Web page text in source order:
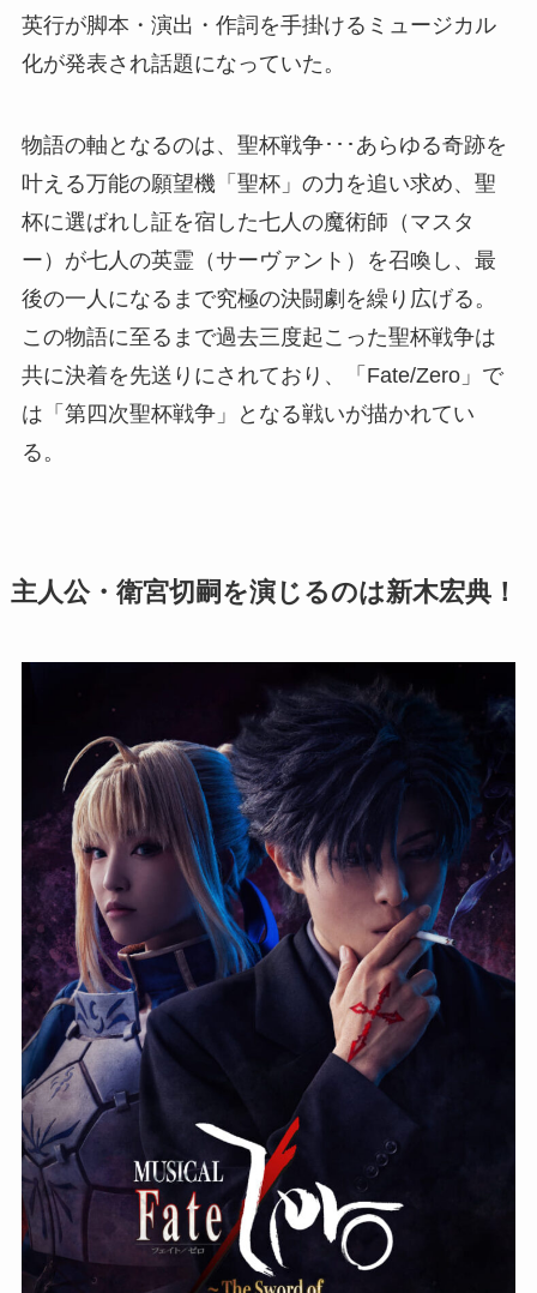
英行が脚本・演出・作詞を手掛けるミュージカル
化が発表され話題になっていた。
物語の軸となるのは、聖杯戦争･･･あらゆる奇跡を
叶える万能の願望機「聖杯」の力を追い求め、聖
杯に選ばれし証を宿した七人の魔術師（マスタ
ー）が七人の英霊（サーヴァント）を召喚し、最
後の一人になるまで究極の決闘劇を繰り広げる。
この物語に至るまで過去三度起こった聖杯戦争は
共に決着を先送りにされており、「Fate/Zero」で
は「第四次聖杯戦争」となる戦いが描かれてい
る。
主人公・衛宮切嗣を演じるのは新木宏典！